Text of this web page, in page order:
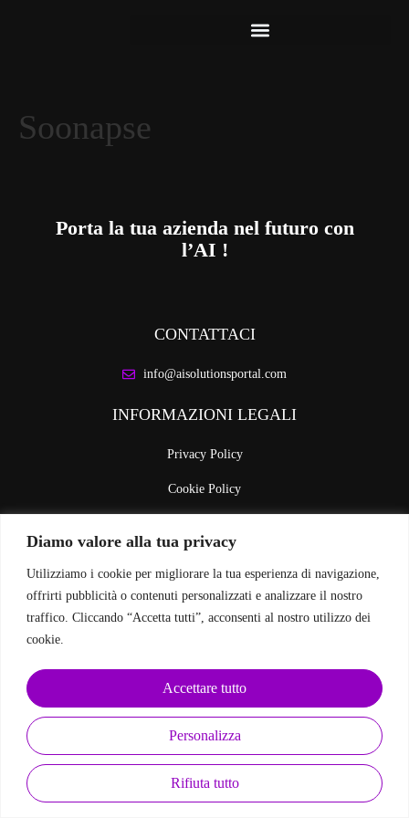
Diamo valore alla tua privacy
Utilizziamo i cookie per migliorare la tua esperienza di navigazione,
offrirti pubblicità o contenuti personalizzati e analizzare il nostro
traffico. Cliccando “Accetta tutti”, acconsenti al nostro utilizzo dei
cookie.
Personalizza
Rifiuta tutto
Accettare tutto
Soonapse
Porta la tua azienda nel futuro con
l’AI !
CONTATTACI
info@aisolutionsportal.com
INFORMAZIONI LEGALI
Privacy Policy
Cookie Policy
SEGUICI SUI SOCIAL
EasyWeb